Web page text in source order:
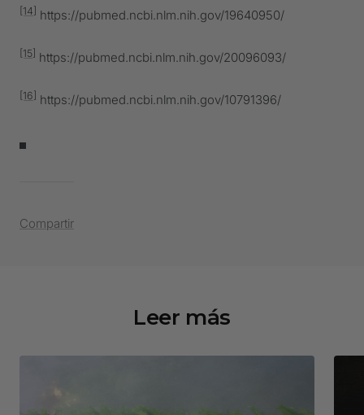
Compartir
[14] https://pubmed.ncbi.nlm.nih.gov/19640950/
[15] https://pubmed.ncbi.nlm.nih.gov/20096093/
[16] https://pubmed.ncbi.nlm.nih.gov/10791396/
Leer más